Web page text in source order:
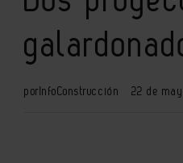
porInfoConstrucción 22 de